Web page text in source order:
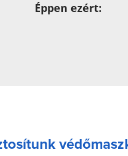
Éppen ezért: